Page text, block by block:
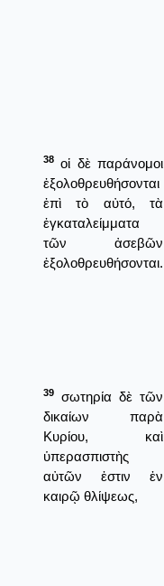
38 οἱ δὲ παράνομοι
ἐξολοθρευθήσονται
ἐπὶ τὸ αὐτό, τὰ
ἐγκαταλείμματα
τῶν ἀσεβῶν
ἐξολοθρευθήσονται.
39
σωτηρία δὲ τῶν
δικαίων παρὰ
Κυρίου, καὶ
ὑπερασπιστὴς
αὐτῶν ἐστιν ἐν
καιρῷ θλίψεως,